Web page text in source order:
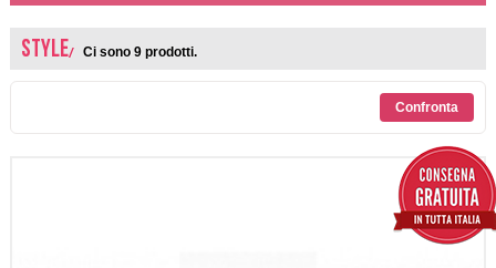
SOLARI
UOMO
STYLE Ci sono 9 prodotti.